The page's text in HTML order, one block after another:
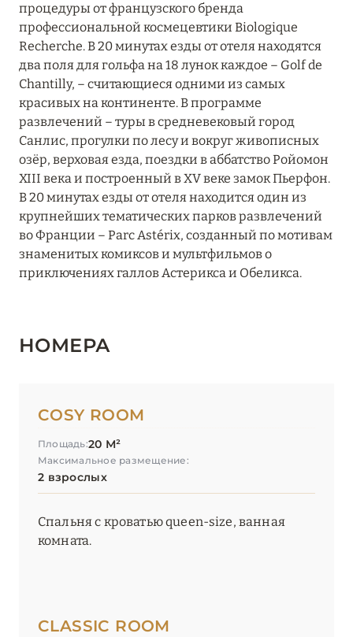
процедуры от французского бренда
профессиональной космецевтики Biologique
Recherche. В 20 минутах езды от отеля находятся
два поля для гольфа на 18 лунок каждое – Golf de
Chantilly, – считающиеся одними из самых
красивых на континенте. В программе
развлечений – туры в средневековый город
Санлис, прогулки по лесу и вокруг живописных
озёр, верховая езда, поездки в аббатство Ройомон
XIII века и построенный в XV веке замок Пьерфон.
В 20 минутах езды от отеля находится один из
крупнейших тематических парков развлечений
во Франции – Parc Astérix, созданный по мотивам
знаменитых комиксов и мультфильмов о
приключениях галлов Астерикса и Обеликса.
НОМЕРА
COSY ROOM
Площадь:20 М²
Максимальное размещение:
2 взрослых
Спальня с кроватью queen-size, ванная
комната.
CLASSIC ROOM